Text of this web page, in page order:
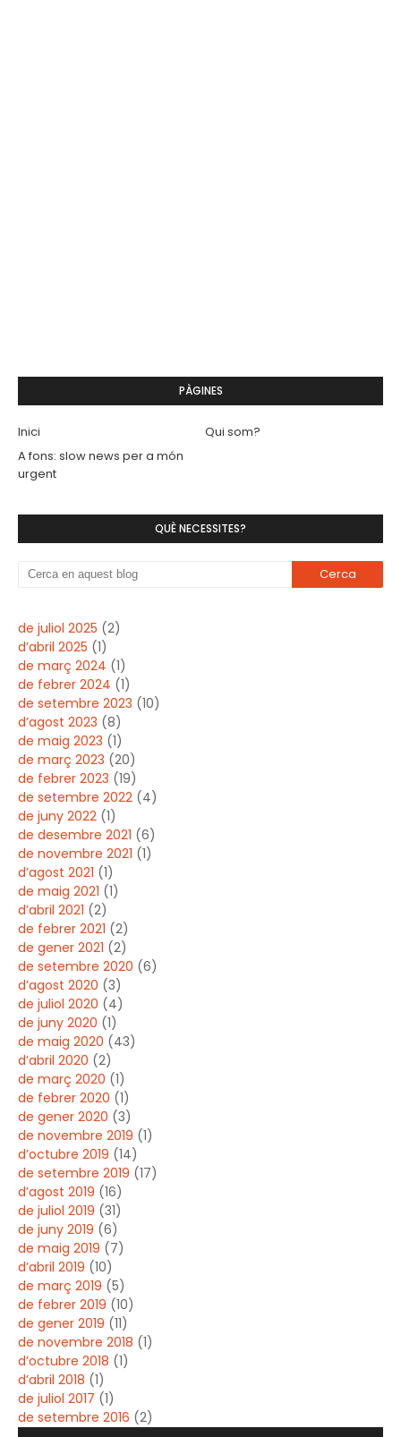
PÀGINES
Inici
Qui som?
A fons: slow news per a món
urgent
QUÈ NECESSITES?
de juliol 2025 (2)
d’abril 2025 (1)
de març 2024 (1)
de febrer 2024 (1)
de setembre 2023 (10)
d’agost 2023 (8)
de maig 2023 (1)
de març 2023 (20)
de febrer 2023 (19)
de setembre 2022 (4)
de juny 2022 (1)
de desembre 2021 (6)
de novembre 2021 (1)
d’agost 2021 (1)
de maig 2021 (1)
d’abril 2021 (2)
de febrer 2021 (2)
de gener 2021 (2)
de setembre 2020 (6)
d’agost 2020 (3)
de juliol 2020 (4)
de juny 2020 (1)
de maig 2020 (43)
d’abril 2020 (2)
de març 2020 (1)
de febrer 2020 (1)
de gener 2020 (3)
de novembre 2019 (1)
d’octubre 2019 (14)
de setembre 2019 (17)
d’agost 2019 (16)
de juliol 2019 (31)
de juny 2019 (6)
de maig 2019 (7)
d’abril 2019 (10)
de març 2019 (5)
de febrer 2019 (10)
de gener 2019 (11)
de novembre 2018 (1)
d’octubre 2018 (1)
d’abril 2018 (1)
de juliol 2017 (1)
de setembre 2016 (2)